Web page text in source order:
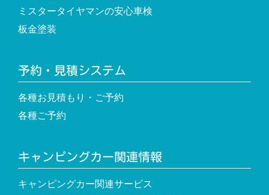
ミスタータイヤマンの安心車検
板金塗装
予約・見積システム
各種お見積もり・ご予約
各種ご予約
キャンピングカー関連情報
キャンピングカー関連サービス